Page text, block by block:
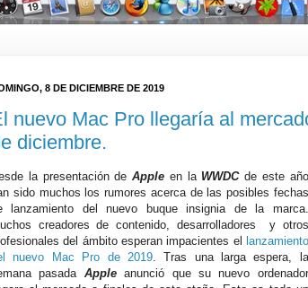
8 DE DICIEMBRE DE 2019
nuevo Mac Pro llegaría al
diciembre.
la presentación deApple en la WWDCde este año
sido muchos los rumores acerca de las posibles fechas
lanzamiento del nuevo buque insignia de la marca.
creadores de contenido, desarrolladores y otros
del ámbito esperan impacientes el
lanzamiento
nuevo Mac Pro de 2019. Tras una larga espera, la
pasada Appleanunció que su nuevo ordenador